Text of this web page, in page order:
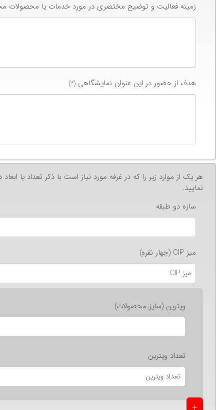
زمینه فعالیت و توضیح مختصری در مورد خدمات یا محصولات
هدف از حضور در این عنوان نمایشگاهی (*)
هر یک از موارد زیر را که در غرفه مورد نیاز است با ذکر تعداد یا
نمایید.
سازه دو طبقه
میز CIP (چهار نفره)
ویترین (سایز محصولات)
تعداد ویترین